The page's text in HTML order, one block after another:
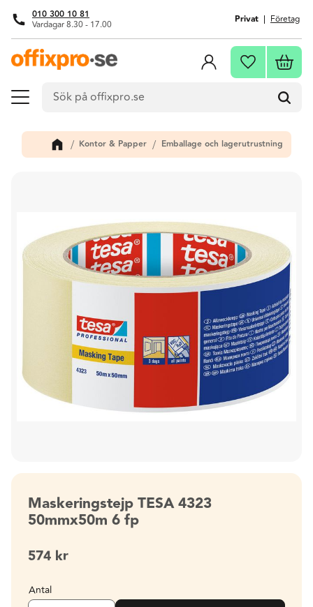
Meny
010 300 10 81
Vardagar 8.30 - 17.00 Privat Företag
Favoriter
Kontor & Papper Emballage och lagerutrustning
Maskeringstejp TESA 4323
50mmx50m 6 fp
574 kr
Antal